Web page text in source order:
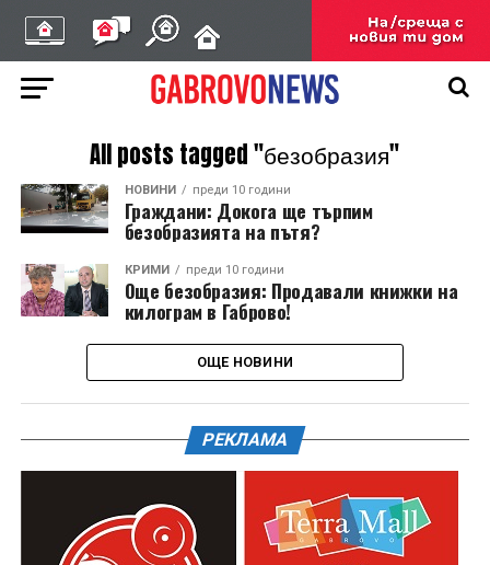
All posts tagged "безобразия"
НОВИНИ преди 10 години
Граждани: Докога ще търпим
безобразията на пътя?
КРИМИ преди 10 години
Още безобразия: Продавали книжки на
килограм в Габрово!
ОЩЕ НОВИНИ
РЕКЛАМА